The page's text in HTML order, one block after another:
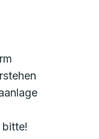
bitte!